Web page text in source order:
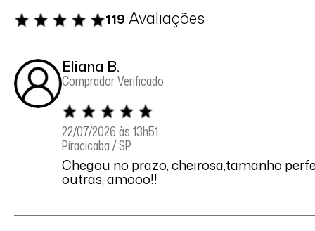
119 Avaliações
Eliana B.
Comprador Verificado
22/07/2026 às 13h51
Piracicaba / SP
Chegou no prazo, cheirosa,tamanho
outras, amooo!!